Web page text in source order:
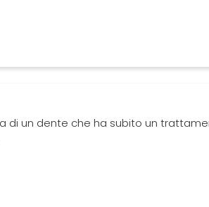
di un dente che ha subito un